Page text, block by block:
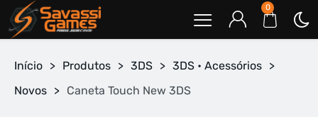
0
Início > Produtos > 3DS > 3DS • Acessórios >
Novos > Caneta Touch New 3DS